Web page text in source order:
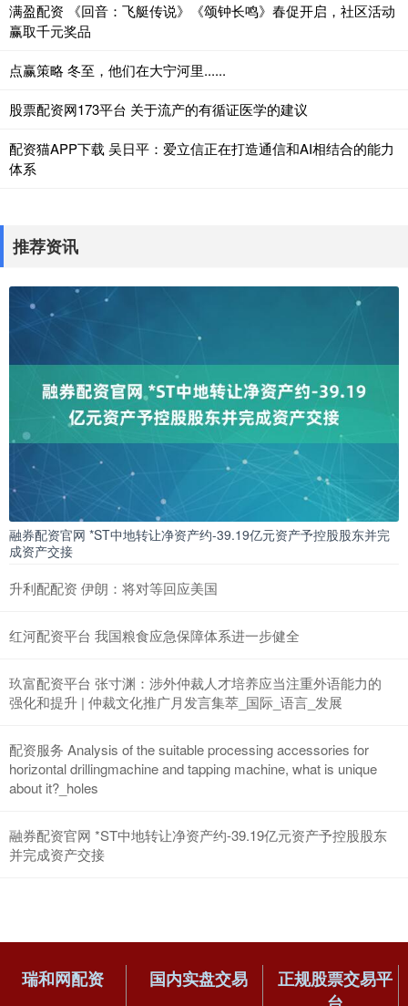
满盈配资 《回音：飞艇传说》《颂钟长鸣》春促开启，社区活动
赢取千元奖品
点赢策略 冬至，他们在大宁河里......
股票配资网173平台 关于流产的有循证医学的建议
配资猫APP下载 吴日平：爱立信正在打造通信和AI相结合的能力
体系
推荐资讯
融券配资官网 *ST中地转让净资产约-39.19亿元资产予控股股东并完
成资产交接
升利配配资 伊朗：将对等回应美国
红河配资平台 我国粮食应急保障体系进一步健全
玖富配资平台 张寸渊：涉外仲裁人才培养应当注重外语能力的
强化和提升 | 仲裁文化推广月发言集萃_国际_语言_发展
配资服务 Analysis of the suitable processing accessories for
horizontal drillingmachine and tapping machine, what is unique
about it?_holes
融券配资官网 *ST中地转让净资产约-39.19亿元资产予控股股东
并完成资产交接
瑞和网配资 国内实盘交易
正规股票交易平